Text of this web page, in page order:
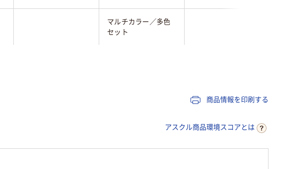
マルチカラー／多色
セット
商品情報を印刷する
アスクル商品環境スコアとは